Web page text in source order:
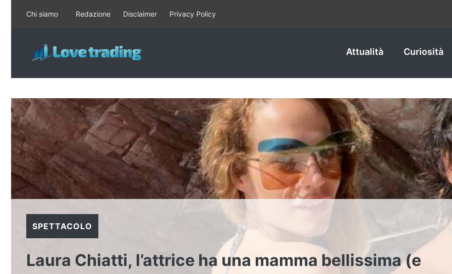
contenuto
Chi siamo Redazione Disclaimer Privacy Policy
Attualità Curiosità
SPETTACOLO
Laura Chiatti, l’attrice ha una mamma bellissima (e